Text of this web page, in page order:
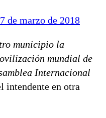
7 de marzo de 2018
municipio la
mundial de
Internacional
intendente en otra